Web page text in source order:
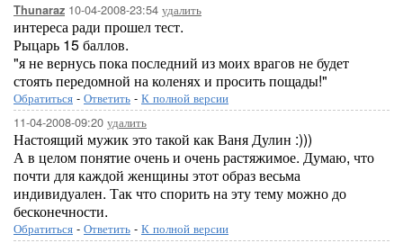
Thunaraz 10-04-2008-23:54 удалить
интереса ради прошел тест.
Рыцарь 15 баллов.
"я не вернусь пока последний из моих врагов не будет
стоять передомной на коленях и просить пощады!"
Обратиться - Ответить - К полной версии
11-04-2008-09:20 удалить
Настоящий мужик это такой как Ваня Дулин :)))
А в целом понятие очень и очень растяжимое. Думаю, что
почти для каждой женщины этот образ весьма
индивидуален. Так что спорить на эту тему можно до
бесконечности.
Обратиться - Ответить - К полной версии